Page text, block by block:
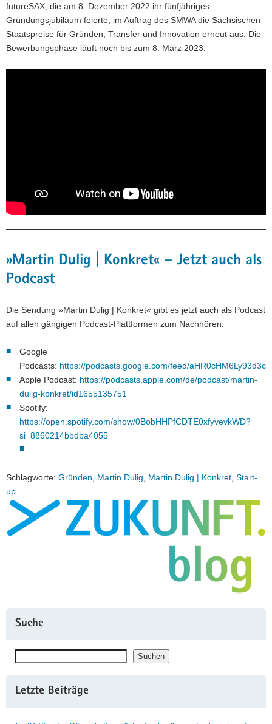
futureSAX, die am 8. Dezember 2022 ihr fünfjähriges
Gründungsjubiläum feierte, im Auftrag des SMWA die Sächsischen
Staatspreise für Gründen, Transfer und Innovation erneut aus. Die
Bewerbungsphase läuft noch bis zum 8. März 2023.
»Martin Dulig | Konkret« – Jetzt auch als
Podcast
Die Sendung »Martin Dulig | Konkret« gibt es jetzt auch als Podcast
auf allen gängigen Podcast-Plattformen zum Nachhören:
Google
Podcasts: https://podcasts.google.com/feed/
Apple Podcast: https://podcasts.apple.com/de/podcast/martin-
dulig-konkret/id1655135751
Spotify:
https://open.spotify.com/show/0BobHHPfCDTE0xfyvevkWD?
si=8860214bbdba4055
Schlagworte: Gründen Martin Dulig Martin Dulig | Konkret Start-
up
Suche
Suchen
Letzte Beiträge